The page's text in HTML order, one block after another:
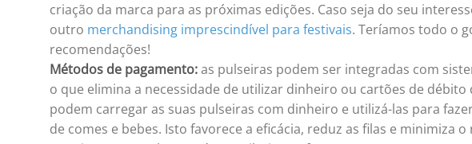
criação da marca para as próximas edições. Caso seja do seu
outro merchandising imprescindível para festivais. Teríamos todo o
recomendações!
Métodos de pagamento:as pulseiras podem ser integradas com
o que elimina a necessidade de utilizar dinheiro ou cartões de
podem carregar as suas pulseiras com dinheiro e utilizá-las para
de comes e bebes. Isto favorece a eficácia, reduz as filas e minimiza